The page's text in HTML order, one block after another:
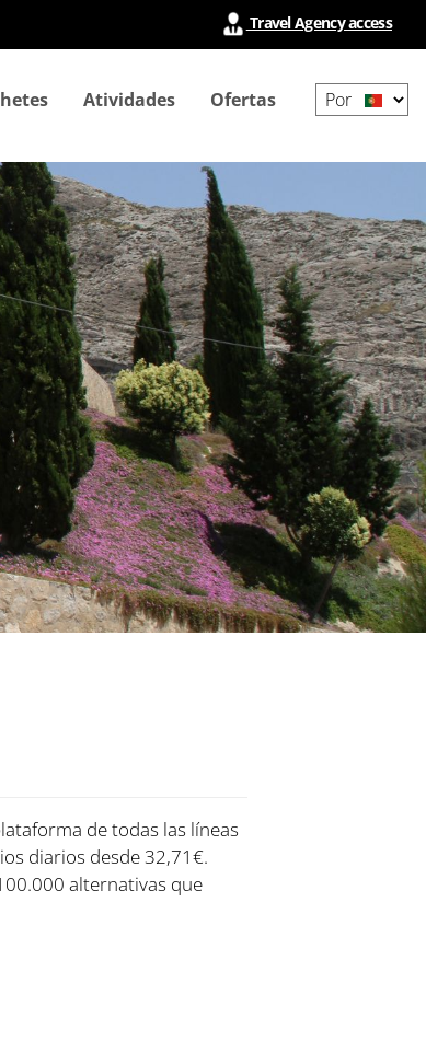
Travel Agency access
Atividades Ofertas
your
de todas las líneas
diarios desde 32,71€.
alternativas que